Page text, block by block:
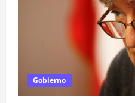
Gobierno